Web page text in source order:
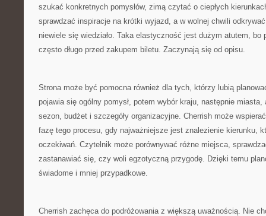
szukać konkretnych pomysłów, zimą czytać o ciepłych
sprawdzać inspiracje na krótki wyjazd, a w wolnej chwili
niewiele się wiedziało. Taka elastyczność jest dużym atutem, bo
często długo przed zakupem biletu. Zaczynają się od opisu.
Strona może być pomocna również dla tych, którzy lubią
pojawia się ogólny pomysł, potem wybór kraju, następnie
sezon, budżet i szczegóły organizacyjne. Cherrish może
fazę tego procesu, gdy najważniejsze jest znalezienie kierunku,
oczekiwań. Czytelnik może porównywać różne miejsca,
zastanawiać się, czy woli egzotyczną przygodę. Dzięki temu
świadome i mniej przypadkowe.
Cherrish zachęca do podróżowania z większą uważnością. Nie